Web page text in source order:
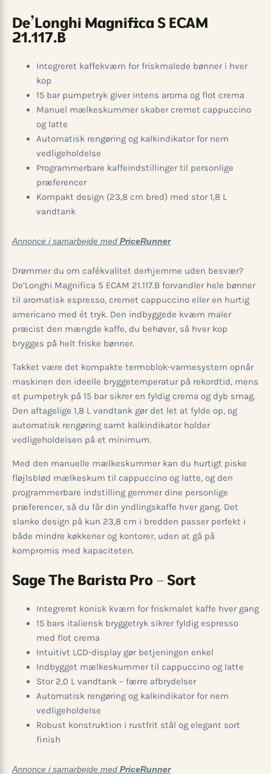
De’Longhi Magnifica S ECAM
21.117.B
Integreret kaffekværn for friskmalede bønner i hver
kop
15 bar pumpetryk giver intens aroma og flot crema
Manuel mælkeskummer skaber cremet cappuccino
og latte
Automatisk rengøring og kalkindikator for nem
vedligeholdelse
Programmerbare kaffeindstillinger til personlige
præferencer
Kompakt design (23,8 cm bred) med stor 1,8 L
vandtank
Annonce i samarbejde med PriceRunner
Drømmer du om café­kvalitet derhjemme uden besvær?
De’Longhi Magnifica S ECAM 21.117.B forvandler hele bønner
til aromatisk espresso, cremet cappuccino eller en hurtig
americano med ét tryk. Den indbyggede kværn maler
præcist den mængde kaffe, du behøver, så hver kop
brygges på helt friske bønner.
Takket være det kompakte termoblok-varmesystem opnår
maskinen den ideelle bryggetemperatur på rekordtid, mens
et pumpetryk på 15 bar sikrer en fyldig crema og dyb smag.
Den aftagelige 1,8 L vandtank gør det let at fylde op, og
automatisk rengøring samt kalkindikator holder
vedligeholdelsen på et minimum.
Med den manuelle mælkeskummer kan du hurtigt piske
fløjlsblød mælkeskum til cappuccino og latte, og den
programmerbare indstilling gemmer dine personlige
præferencer, så du får din yndlingskaffe hver gang. Det
slanke design på kun 23,8 cm i bredden passer perfekt i
både mindre køkkener og kontorer, uden at gå på
kompromis med kapaciteten.
Sage The Barista Pro – Sort
Integreret konisk kværn for friskmalet kaffe hver gang
15 bars italiensk bryggetryk sikrer fyldig espresso
med flot crema
Intuitivt LCD-display gør betjeningen enkel
Indbygget mælkeskummer til cappuccino og latte
Stor 2,0 L vandtank – færre afbrydelser
Automatisk rengøring og kalkindikator for nem
vedligeholdelse
Robust konstruktion i rustfrit stål og elegant sort
finish
Annonce i samarbejde med PriceRunner